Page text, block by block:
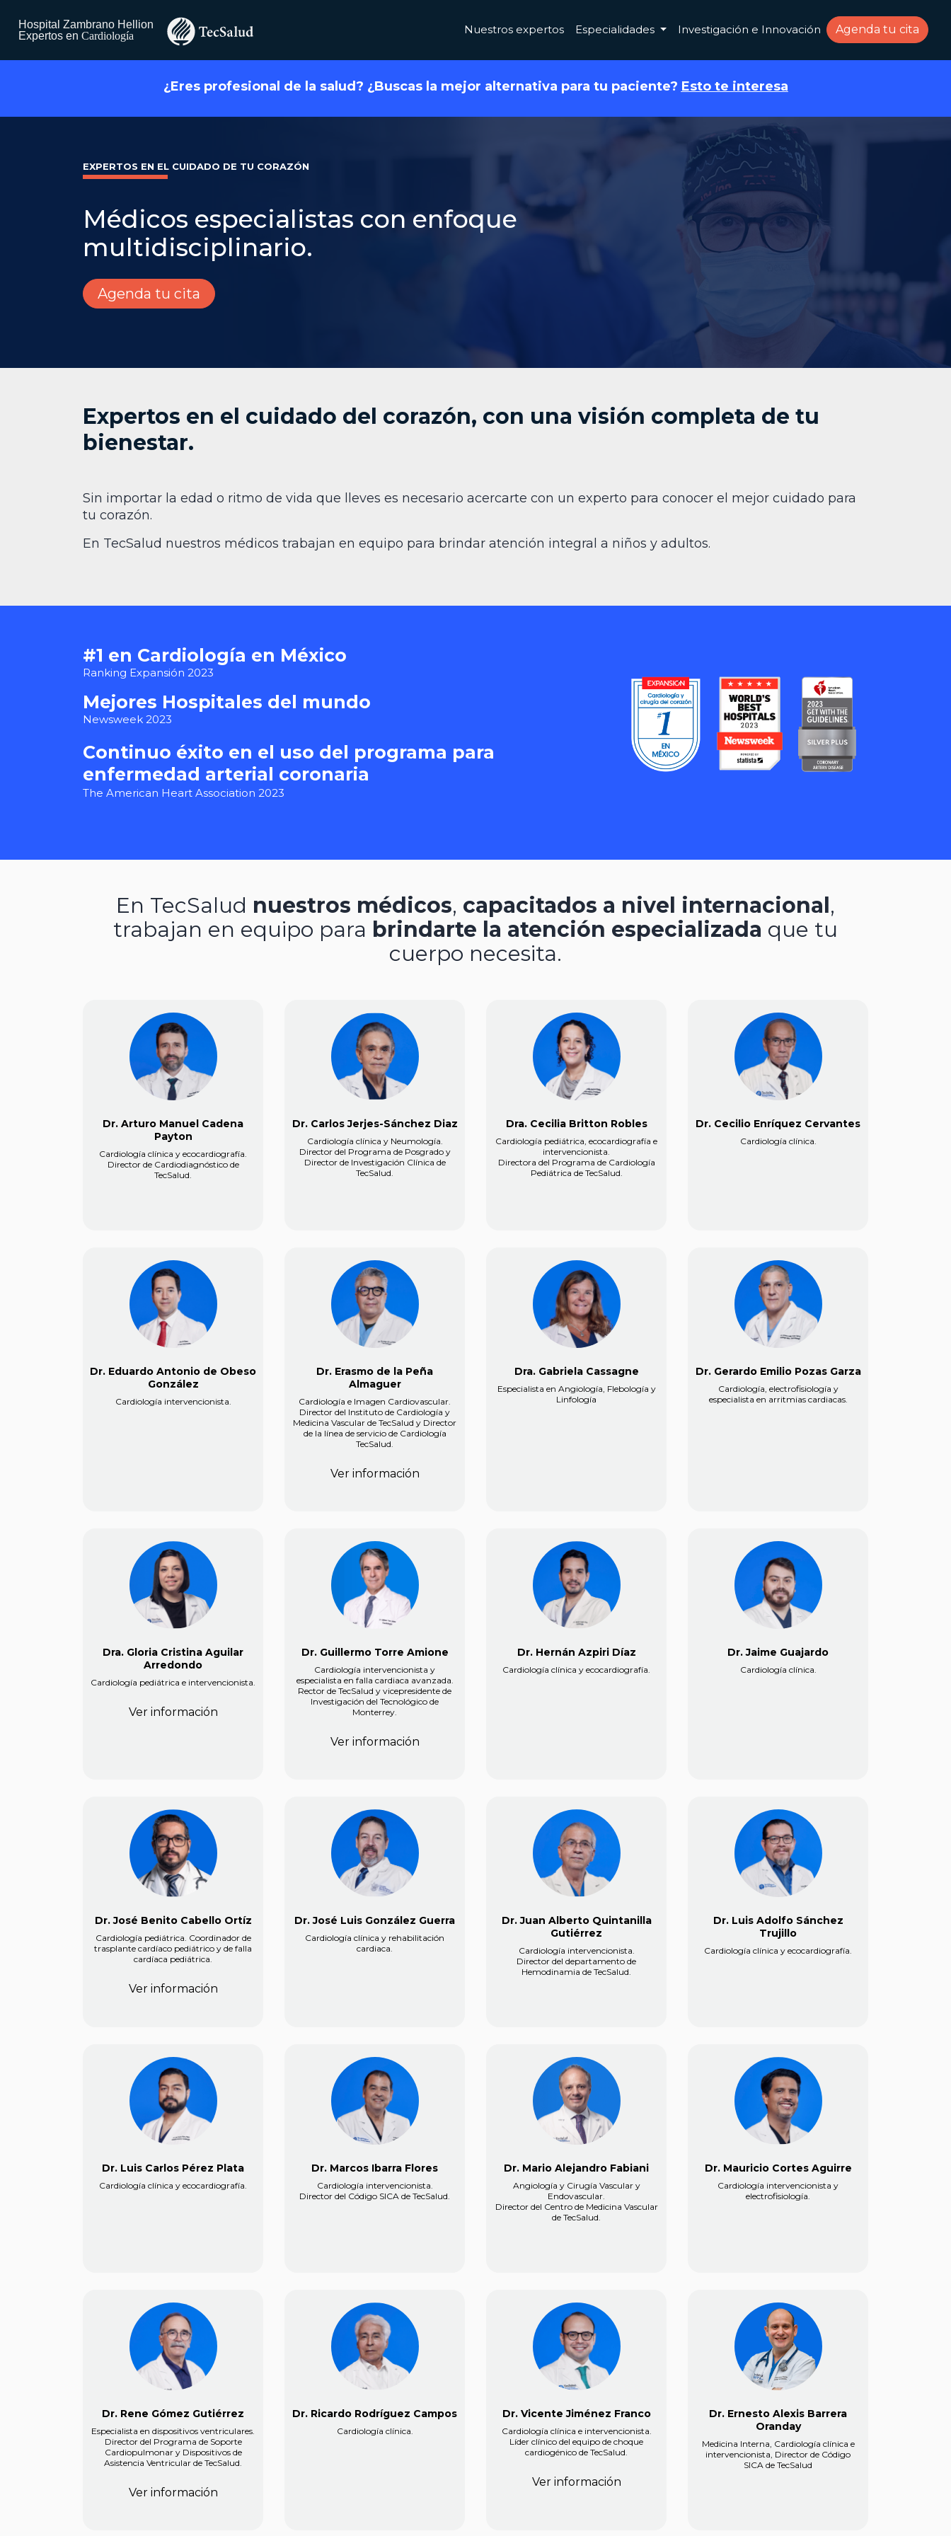
Nuestros expertos(current)
Especialidades Investigación e Innovación Agenda tu cita
¿Eres profesional de la salud? ¿Buscas la mejor alternativa para tu paciente? Esto te interesa
EXPERTOS EN EL CUIDADO DE TU CORAZÓN
Médicos especialistas con enfoque
multidisciplinario.
Agenda tu cita
Expertos en el cuidado del corazón, con una visión completa de tu
bienestar.
Sin importar la edad o ritmo de vida que lleves es necesario acercarte con un experto para conocer el mejor cuidado para
tu corazón.
En TecSalud nuestros médicos trabajan en equipo para brindar atención integral a niños y adultos.
#1 en Cardiología en México
Ranking Expansión 2023
Mejores Hospitales del mundo
Newsweek 2023
Continuo éxito en el uso del programa para
enfermedad arterial coronaria
The American Heart Association 2023
En TecSalud nuestros médicos, capacitados a nivel internacional,
trabajan en equipo para brindarte la atención especializada que tu
cuerpo necesita.
Dr. Arturo Manuel Cadena
Payton
Cardiología clínica y ecocardiografía.
Director de Cardiodiagnóstico de
TecSalud.
Dr. Carlos Jerjes-Sánchez Diaz
Cardiología clínica y Neumología.
Director del Programa de Posgrado y
Director de Investigación Clínica de
TecSalud.
Dra. Cecilia Britton Robles
Cardiología pediátrica, ecocardiografía e
intervencionista.
Directora del Programa de Cardiología
Pediátrica de TecSalud.
Dr. Cecilio Enríquez Cervantes
Cardiología clínica.
Dr. Eduardo Antonio de Obeso
González
Cardiología intervencionista.
Dr. Erasmo de la Peña
Almaguer
Cardiología e Imagen Cardiovascular.
Director del Instituto de Cardiología y
Medicina Vascular de TecSalud y Director
de la línea de servicio de Cardiología
TecSalud.
Ver información
Dra. Gabriela Cassagne
Especialista en Angiología, Flebología y
Linfología
Dr. Gerardo Emilio Pozas Garza
Cardiología, electrofisiología y
especialista en arritmias cardiacas.
Dra. Gloria Cristina Aguilar
Arredondo
Cardiología pediátrica e intervencionista.
Ver información
Dr. Guillermo Torre Amione
Cardiología intervencionista y
especialista en falla cardiaca avanzada.
Rector de TecSalud y vicepresidente de
Investigación del Tecnológico de
Monterrey.
Ver información
Dr. Hernán Azpiri Díaz
Cardiología clínica y ecocardiografía.
Dr. Jaime Guajardo
Cardiología clínica.
Dr. José Benito Cabello Ortíz
Cardiología pediátrica. Coordinador de
trasplante cardíaco pediátrico y de falla
cardíaca pediátrica.
Ver información
Dr. José Luis González Guerra
Cardiología clínica y rehabilitación
cardiaca.
Dr. Juan Alberto Quintanilla
Gutiérrez
Cardiología intervencionista.
Director del departamento de
Hemodinamia de TecSalud.
Dr. Luis Adolfo Sánchez
Trujillo
Cardiología clínica y ecocardiografía.
Dr. Luis Carlos Pérez Plata
Cardiología clínica y ecocardiografía.
Dr. Marcos Ibarra Flores
Cardiología intervencionista.
Director del Código SICA de TecSalud.
Dr. Mario Alejandro Fabiani
Angiología y Cirugía Vascular y
Endovascular.
Director del Centro de Medicina Vascular
de TecSalud.
Dr. Mauricio Cortes Aguirre
Cardiología intervencionista y
electrofisiología.
Dr. Rene Gómez Gutiérrez
Especialista en dispositivos ventriculares.
Director del Programa de Soporte
Cardiopulmonar y Dispositivos de
Asistencia Ventricular de TecSalud.
Ver información
Dr. Ricardo Rodríguez Campos
Cardiología clínica.
Dr. Vicente Jiménez Franco
Cardiología clínica e intervencionista.
Líder clínico del equipo de choque
cardiogénico de TecSalud.
Ver información
Dr. Ernesto Alexis Barrera
Oranday
Medicina Interna, Cardiología clínica e
intervencionista, Director de Código
SICA de TecSalud